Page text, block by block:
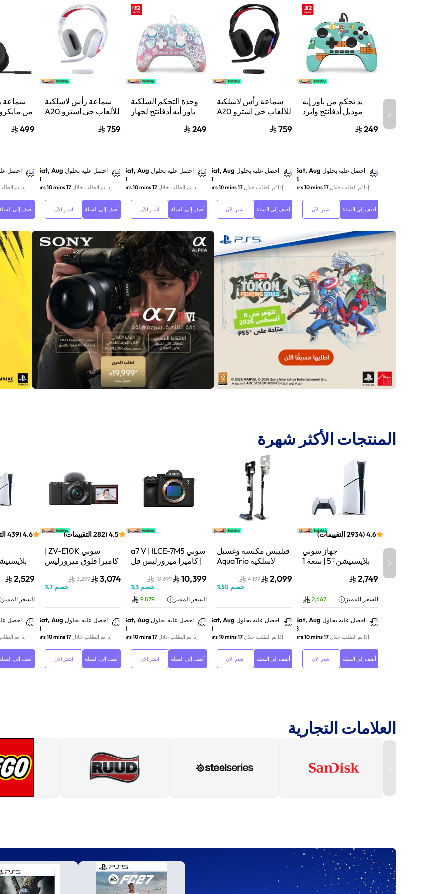
يد تحكم من باور إيه
موديل أدفانتج وايرد
سلكي، بتقنية هول
بتصميم ماريو تايم
249
احصل عليه بحلول Sat, Aug
8
إذا تم الطلب خلال17 hrs 10 mins
أضف إلى السلة اشترِ الآن
سماعة رأس لاسلكية
للألعاب جي استرو A20
759
احصل عليه بحلول Sat, Aug
8
إذا تم الطلب خلال17 hrs 10 mins
أضف إلى السلة اشترِ الآن
وحدة التحكم السلكية
باور أيه أدفانتج لجهاز
249
احصل عليه بحلول Sat, Aug
8
إذا تم الطلب خلال17 hrs 10 mins
أضف إلى السلة اشترِ الآن
سماعة رأس لاسلكية
للألعاب جي استرو A20
759
احصل عليه بحلول Sat, Aug
8
إذا تم الطلب خلال17 hrs 10 mins
أضف إلى السلة اشترِ الآن
سماعة
من
499
احصل
إذا تم
أضف إلى
‫المنتجات الأكثر شهرة‬
4.6
(
2934 التقييمات)
جهاز سوني
بلايستيشن®5 | سعة 1
السرعة للألعاب | تتبع
2116A01Y
2,749
السعر المميز 2,667
احصل عليه بحلول Sat, Aug
8
إذا تم الطلب خلال17 hrs 10 mins
أضف إلى السلة اشترِ الآن
فيليبس مكنسة وغسيل
لاسلكية AquaTrio
شفط وغسيل | تنظيف
2,099
4,199
خصم 50
%
احصل عليه بحلول Sat, Aug
8
إذا تم الطلب خلال17 hrs 10 mins
أضف إلى السلة اشترِ الآن
سوني a7 V | ILCE-7M5
| كاميرا ميرورليس فل
جسم الكاميرا فقط |
أسود
10,399
10,699
خصم 3
%
السعر المميز 9,879
احصل عليه بحلول Sat, Aug
8
إذا تم الطلب خلال17 hrs 10 mins
أضف إلى السلة اشترِ الآن
4.5
(
282 التقييمات)
سوني ZV-E10K |
كاميرا فلوق ميرورليس
ميجابكسل | كيت عدسة
باور زوم 16–50mm |
3,074
3,299
خصم 7
%
احصل عليه بحلول Sat, Aug
8
إذا تم الطلب خلال17 hrs 10 mins
أضف إلى السلة اشترِ الآن
4.6
(
439
تتبع
2,529
السعر المميز
احصل
إذا تم
أضف إلى
العلامات التجارية